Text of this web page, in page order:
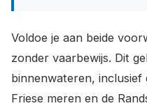
Voldoe je aan beide
zonder vaarbewijs. Dit
binnenwateren, inclusief
Friese meren en de